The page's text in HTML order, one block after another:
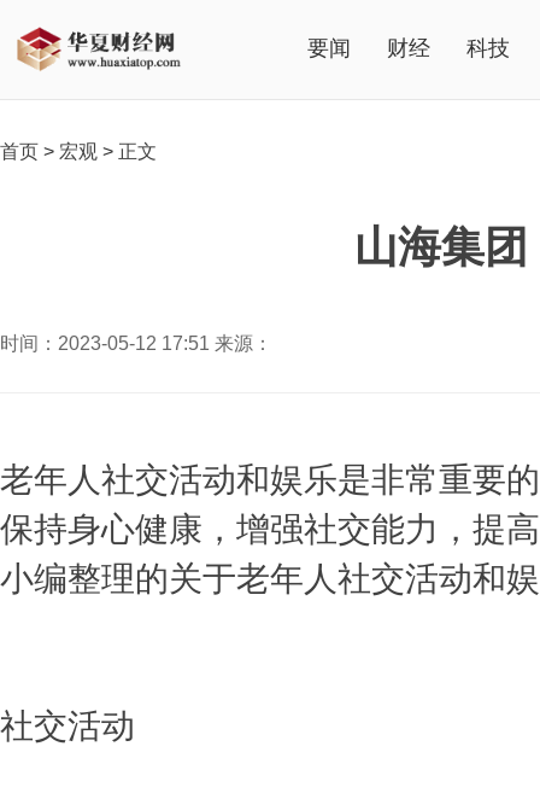
要闻 财经 科技
首页 > 宏观 > 正文
山海集
时间：2023-05-12 17:51 来源：
老年人社交活动和娱乐是非常重要
保持身心健康，增强社交能力，提
小编整理的关于老年人社交活动和
社交活动